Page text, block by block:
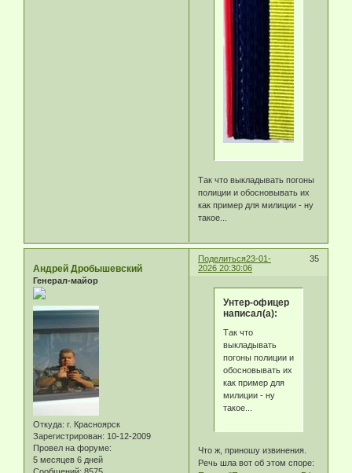
Так что выкладывать погоны
полиции и обосновывать их
как пример для милиции - ну
такое...
Поделиться 35
23-01-
2026 20:30:06
Андрей Дробышевский
Генерал-майор
Откуда: г. Красноярск
Зарегистрирован: 10-12-2009
Провел на форуме:
5 месяцев 6 дней
Унтер-офицер
написал(а):
Так что
выкладывать
погоны полиции и
обосновывать их
как пример для
милиции - ну
такое...
Что ж, приношу извинения.
Речь шла вот об этом споре: